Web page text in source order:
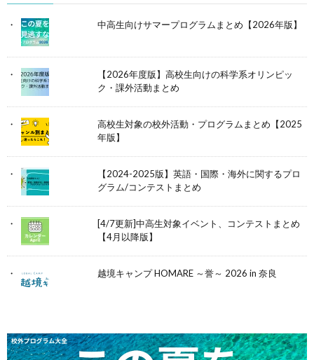
中高生向けサマープログラムまとめ【2026年版】
【2026年度版】高校生向けの科学系オリンピッ
ク・課外活動まとめ
高校生対象の校外活動・プログラムまとめ【2025
年版】
【2024-2025版】英語・国際・海外に関するプロ
グラム/コンテストまとめ
[4/7更新]中高生対象イベント、コンテストまとめ
【4月以降版】
越境キャンプ HOMARE ～誉～ 2026 in 奈良